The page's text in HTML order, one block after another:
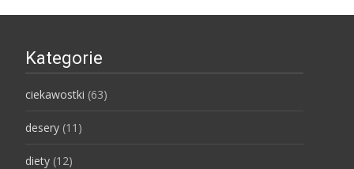
Kategorie
ciekawostki (63)
desery (11)
diety (12)